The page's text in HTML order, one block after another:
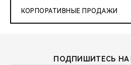
КОРПОРАТИВНЫЕ ПРОДАЖИ
ПОДПИШИТЕСЬ НА